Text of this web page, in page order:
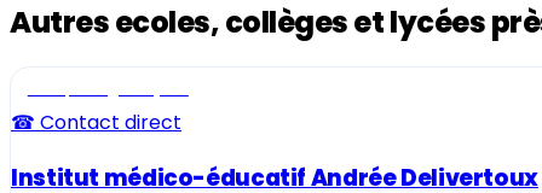
Autres ecoles, collèges et lycées
☎ Contact direct
Institut médico-éducatif Andrée Delivertoux